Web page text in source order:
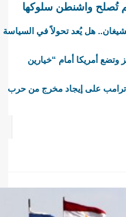
تُصلح واشنطن سلوكها
هل يُعد تحولاً في السياسة
أمريكا أمام “خيارين
ترامب على إيجاد مخرج من حرب